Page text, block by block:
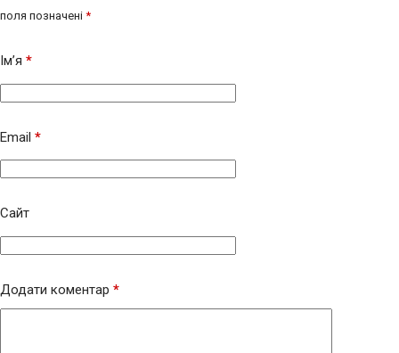
поля позначені *
Ім’я *
Email *
Сайт
Додати коментар *